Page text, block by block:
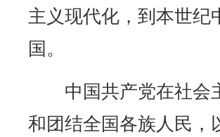
主义现代化，到本世纪
国。
中国共产党在社会
和团结全国各族人民，